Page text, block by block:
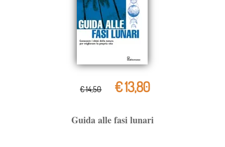
€ 14,50 € 13,80
Guida alle fasi lunari